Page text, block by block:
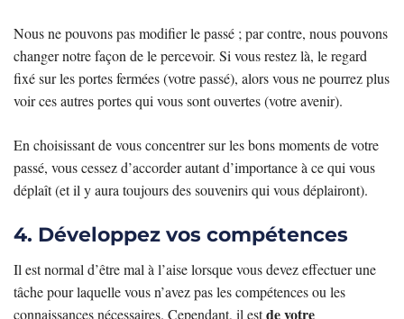
Nous ne pouvons pas modifier le passé ; par contre, nous pouvons
changer notre façon de le percevoir. Si vous restez là, le regard
fixé sur les portes fermées (votre passé), alors vous ne pourrez plus
voir ces autres portes qui vous sont ouvertes (votre avenir).
En choisissant de vous concentrer sur les bons moments de votre
passé, vous cessez d’accorder autant d’importance à ce qui vous
déplaît (et il y aura toujours des souvenirs qui vous déplairont).
4. Développez vos compétences
Il est normal d’être mal à l’aise lorsque vous devez effectuer une
tâche pour laquelle vous n’avez pas les compétences ou les
connaissances nécessaires. Cependant, il estde votre